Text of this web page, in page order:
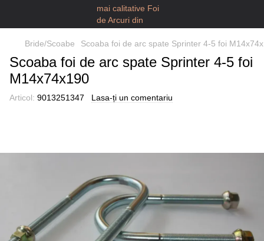
Bride/Scoabe Scoaba foi de arc spate Sprinter 4-5 foi
Scoaba foi de arc spate Sprinter 4-5 foi
M14x74x190
Articol: 9013251347 Lasa-ți un comentariu